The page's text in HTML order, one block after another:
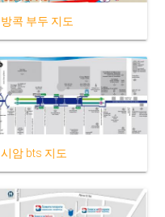
방콕 부두 지도
시암 bts 지도